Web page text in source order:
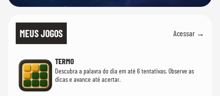
MEUS JOGOS Acessar →
TERMO
Descubra a palavra do dia em até 6 tentativas. Observe as
dicas e avance até acertar.